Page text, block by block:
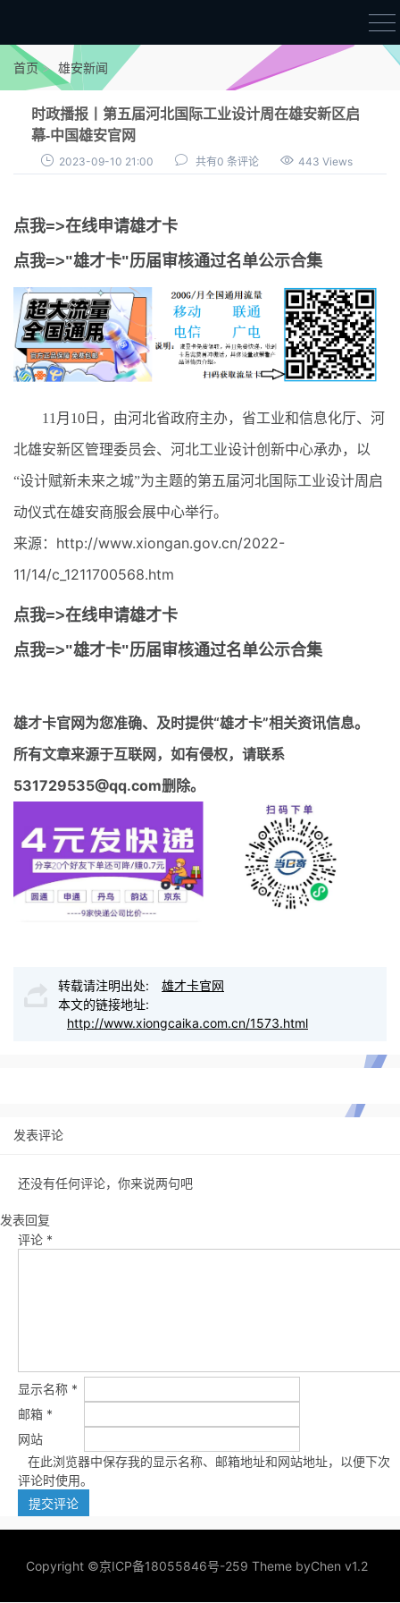
审核通过公示
首页 雄安新闻
时政播报丨第五届河北国际工业设计周在雄安新区启
幕-中国雄安官网
2023-09-10 21:00 共有0 条评论 443 Views
点我=>在线申请雄才卡
点我=>"雄才卡"历届审核通过名单公示合集
11月10日，由河北省政府主办，省工业和信息化厅、河
北雄安新区管理委员会、河北工业设计创新中心承办，以
“设计赋新未来之城”为主题的第五届河北国际工业设计周启
动仪式在雄安商服会展中心举行。
来源：http://www.xiongan.gov.cn/2022-
11/14/c_1211700568.htm
点我=>在线申请雄才卡
点我=>"雄才卡"历届审核通过名单公示合集
雄才卡官网为您准确、及时提供“雄才卡”相关资讯信息。
所有文章来源于互联网，如有侵权，请联系
531729535@qq.com删除。
转载请注明出处:
雄才卡官网
本文的链接地址:
http://www.xiongcaika.com.cn/1573.html
发表评论
还没有任何评论，你来说两句吧
发表回复
评论 *
显示名称 *
邮箱 *
网站
在此浏览器中保存我的显示名称、邮箱地址和网站地址，以便下次
评论时使用。
Copyright ©京ICP备18055846号-259 Theme byChen v1.2